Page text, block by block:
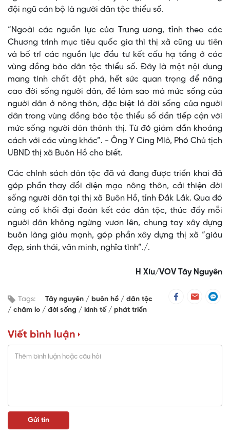
đội ngũ cán bộ là người dân tộc thiểu số.
“Ngoài các nguồn lực của Trung ương, tỉnh theo các
Chương trình mục tiêu quốc gia thì thị xã cũng ưu tiên
và bố trí các nguồn lực đầu tư kết cấu hạ tầng ở các
vùng đồng bào dân tộc thiểu số. Đây là một nội dung
mang tính chất đột phá, hết sức quan trọng để nâng
cao đời sống người dân, để làm sao mà mức sống của
người dân ở nông thôn, đặc biệt là đời sống của người
dân trong vùng đồng bào tộc thiểu số dần tiếp cận với
mức sống người dân thành thị. Từ đó giảm dần khoảng
cách với các vùng khác”. - Ông Y Cing Mlô, Phó Chủ tịch
UBND thị xã Buôn Hồ cho biết.
Các chính sách dân tộc đã và đang được triển khai đã
góp phần thay đổi diện mạo nông thôn, cải thiện đời
sống người dân tại thị xã Buôn Hồ, tỉnh Đắk Lắk. Qua đó
củng cố khối đại đoàn kết các dân tộc, thúc đẩy mỗi
người dân không ngừng vươn lên, chung tay xây dựng
buôn làng giàu mạnh, góp phần xây dựng thị xã “giàu
đẹp, sinh thái, văn minh, nghĩa tình”./.
H Xíu/VOV Tây Nguyên
Tags: Tây nguyên buôn hồ
dân tộc
chăm lo
đời sống kinh tế phát triển
Viết bình luận